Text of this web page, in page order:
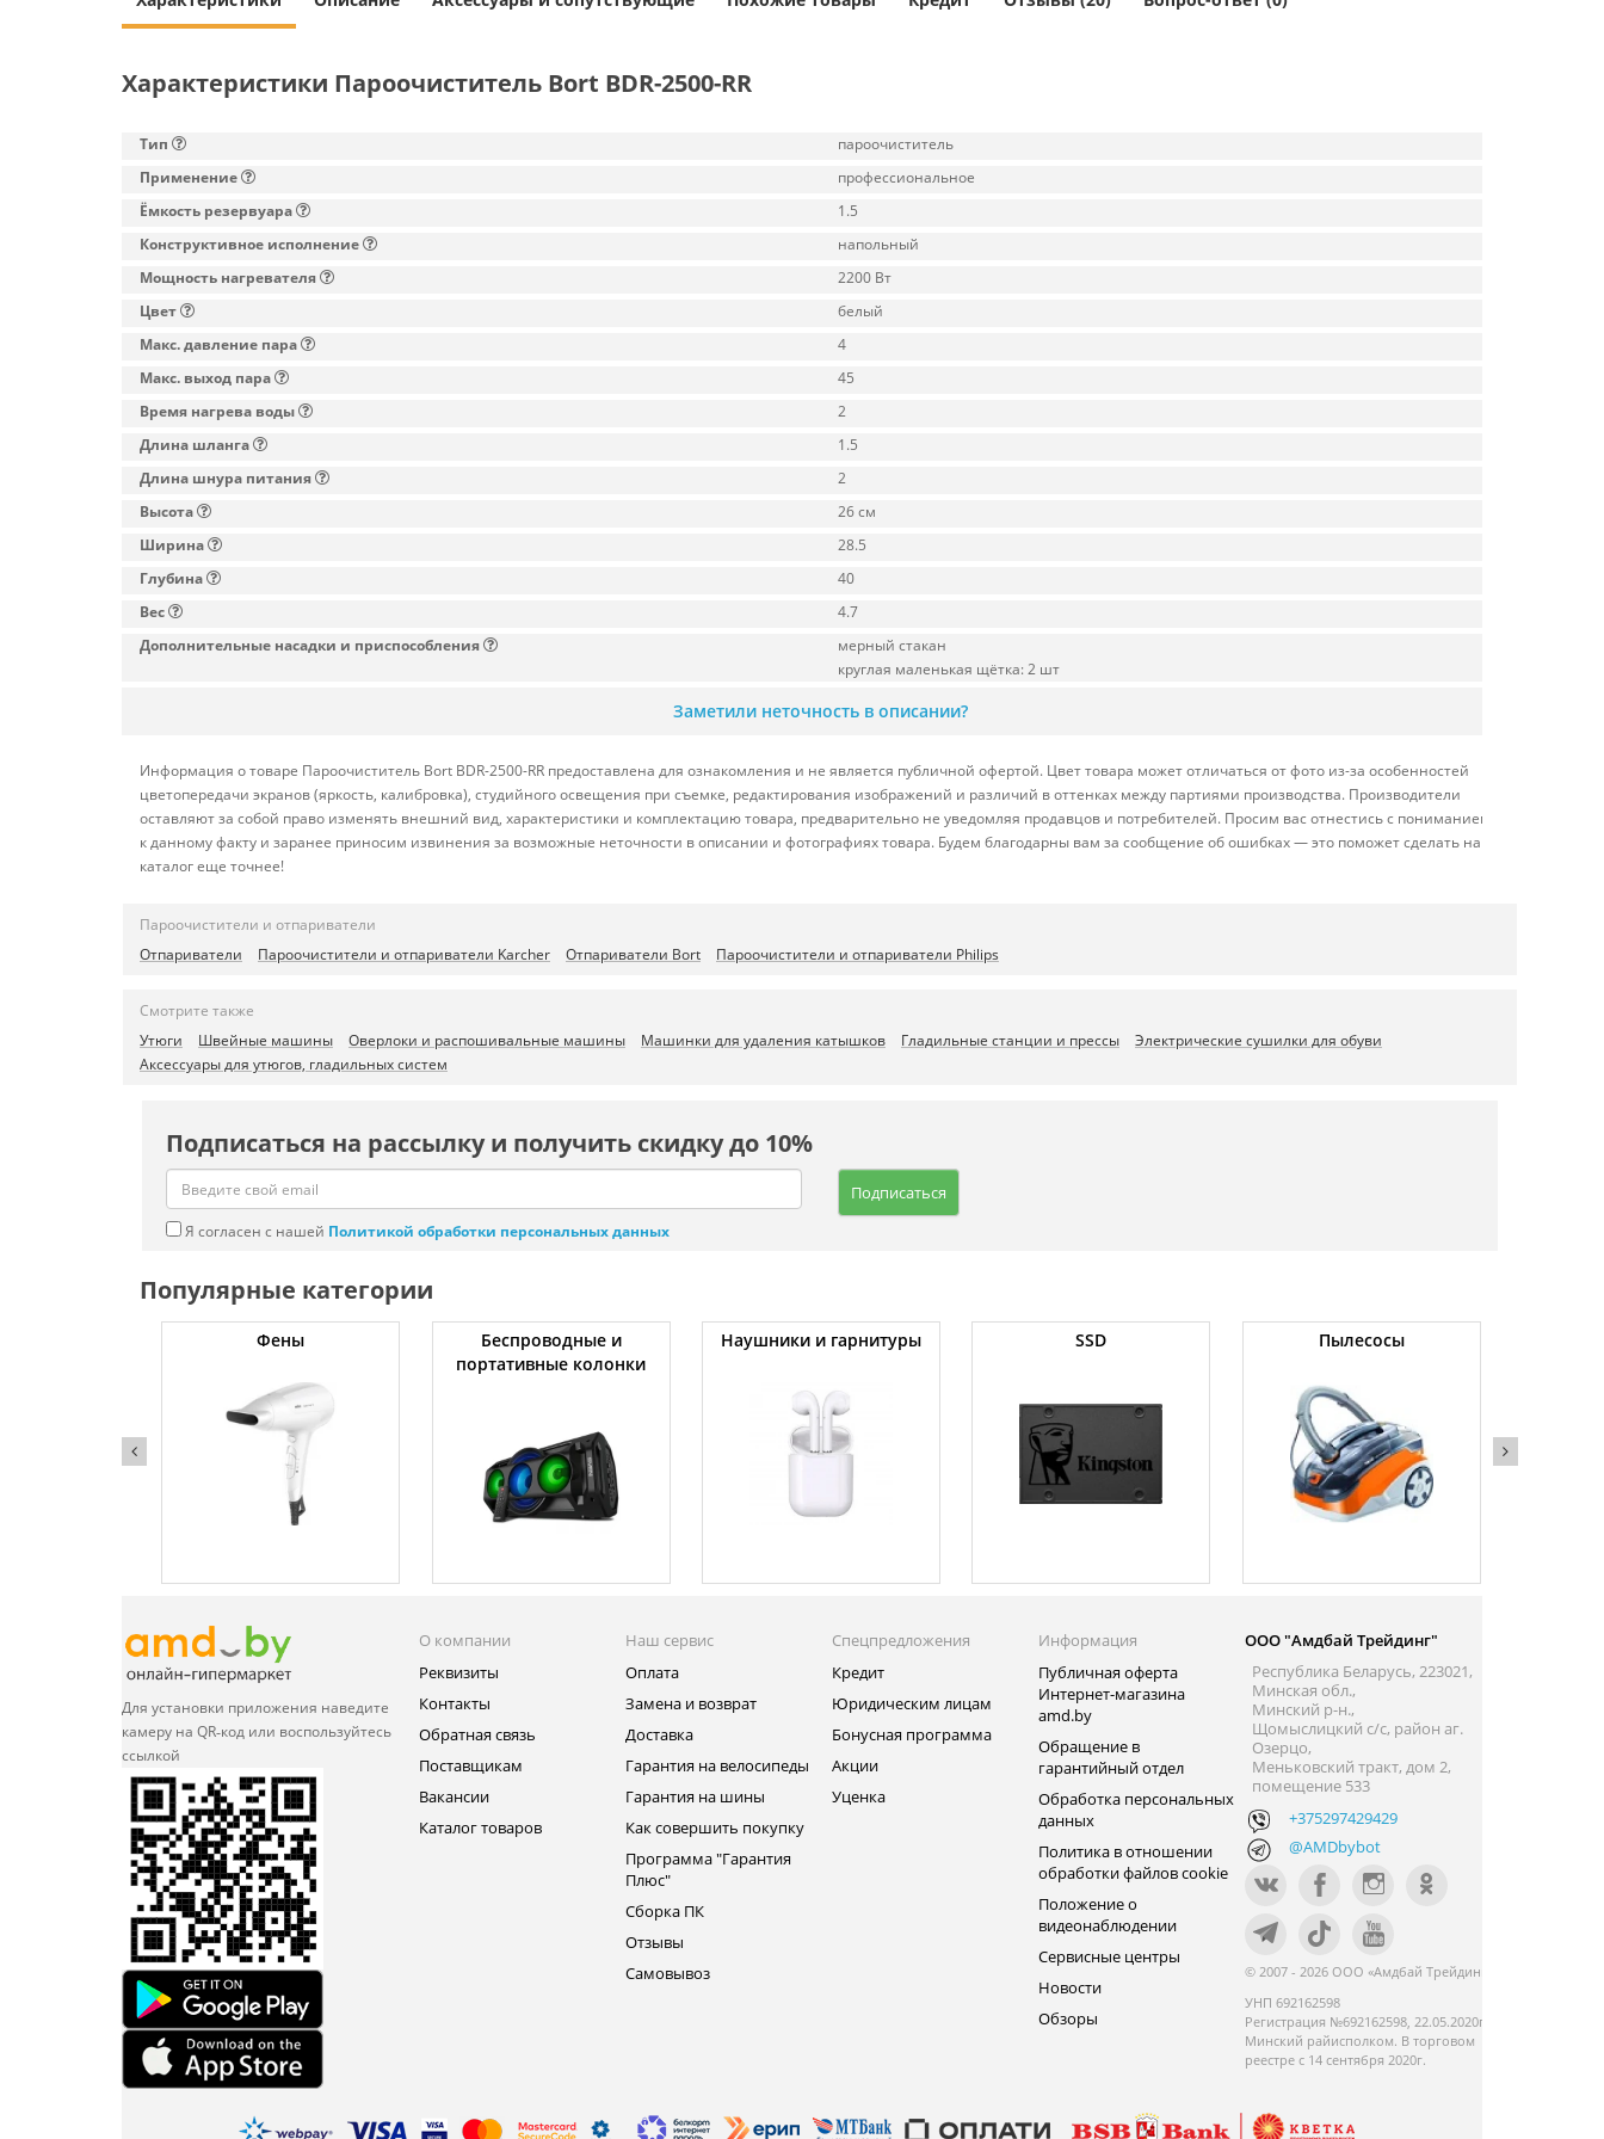
Характеристики Пароочиститель Bort BDR-2500-RR
Тип
пароочиститель
Применение
профессиональное
Ёмкость резервуара
1.5
Конструктивное исполнение
напольный
Мощность нагревателя
2200 Вт
Цвет
белый
Макс. давление пара
4
Макс. выход пара
45
Время нагрева воды
2
Длина шланга
1.5
Длина шнура питания
2
Высота
26 см
Ширина
28.5
Глубина
40
Вес
4.7
Дополнительные насадки и приспособления
мерный стакан
круглая маленькая щётка: 2 шт
Заметили неточность в описании?
Информация о товаре Пароочиститель Bort BDR-2500-RR предоставлена для ознакомления и не является публичной офертой. Цвет товара может отличаться от фото из-за особенностей
цветопередачи экранов (яркость, калибровка), студийного освещения при съемке, редактирования изображений и различий в оттенках между партиями производства. Производители
оставляют за собой право изменять внешний вид, характеристики и комплектацию товара, предварительно не уведомляя продавцов и потребителей. Просим вас отнестись с пониманием
к данному факту и заранее приносим извинения за возможные неточности в описании и фотографиях товара. Будем благодарны вам за сообщение об ошибках — это поможет сделать наш
каталог еще точнее!
Пароочистители и отпариватели
Отпариватели
Пароочистители и отпариватели Karcher Отпариватели Bort Пароочистители и отпариватели Philips
Смотрите также
Утюги
Швейные машины Оверлоки и распошивальные машины Машинки для удаления катышков Гладильные станции и прессы
Электрические сушилки для обуви
Аксессуары для утюгов, гладильных систем
Подписаться на рассылку и получить скидку до 10%
Подписаться
Я согласен с нашей Политикой обработки персональных данных
Популярные категории
Фены
Беспроводные и
портативные колонки
Наушники и гарнитуры SSD Пылесосы
Для установки приложения наведите
камеру на QR‑код или воспользуйтесь
ссылкой
О компании
Реквизиты
Контакты
Обратная связь
Поставщикам
Вакансии
Каталог товаров
Наш сервис
Оплата
Замена и возврат
Доставка
Гарантия на велосипеды
Гарантия на шины
Как совершить покупку
Программа "Гарантия
Плюс"
Сборка ПК
Отзывы
Самовывоз
Спецпредложения
Кредит
Юридическим лицам
Бонусная программа
Акции
Уценка
Информация
Публичная оферта
Интернет-магазина
amd.by
Обращение в
гарантийный отдел
Обработка персональных
данных
Политика в отношении
обработки файлов cookie
Положение о
видеонаблюдении
Сервисные центры
Новости
Обзоры
ООО "Амдбай Трейдинг"
Республика Беларусь, 223021,
Минская обл.,
Минский р-н.,
Щомыслицкий с/с, район аг.
Озерцо,
Меньковский тракт, дом 2,
помещение 533
+375297429429
@AMDbybot
© 2007 - 2026 ООО «Амдбай Трейдинг»
УНП 692162598
Регистрация №692162598, 22.05.2020г.
Минский райисполком. В торговом
реестре с 14 сентября 2020г.